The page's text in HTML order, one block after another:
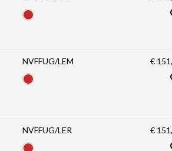
NVFFUG/LEM €
NVFFUG/LER €